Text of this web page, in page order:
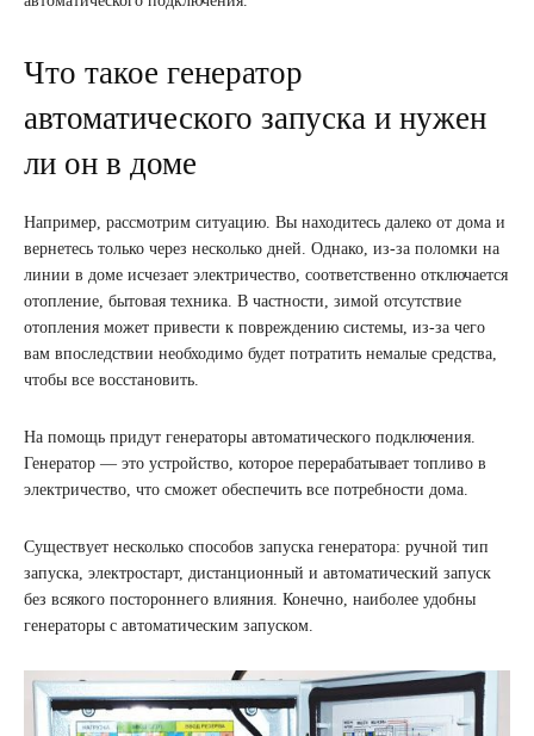
Что такое генератор
автоматического запуска и нужен
ли он в доме
Например, рассмотрим ситуацию. Вы находитесь далеко от дома и
вернетесь только через несколько дней. Однако, из-за поломки на
линии в доме исчезает электричество, соответственно отключается
отопление, бытовая техника. В частности, зимой отсутствие
отопления может привести к повреждению системы, из-за чего
вам впоследствии необходимо будет потратить немалые средства,
чтобы все восстановить.
На помощь придут генераторы автоматического подключения.
Генератор — это устройство, которое перерабатывает топливо в
электричество, что сможет обеспечить все потребности дома.
Существует несколько способов запуска генератора: ручной тип
запуска, электростарт, дистанционный и автоматический запуск
без всякого постороннего влияния. Конечно, наиболее удобны
генераторы с автоматическим запуском.